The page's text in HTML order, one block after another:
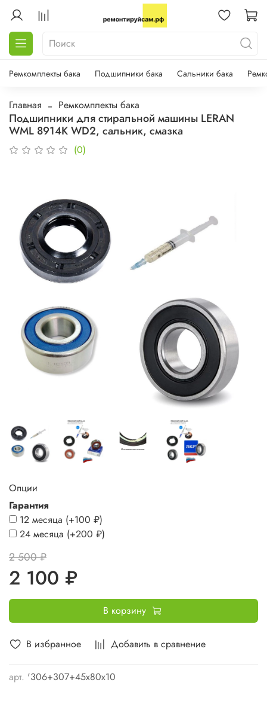
Ремкомплекты бака Подшипники бака Сальники бака
Главная Ремкомплекты бака
Подшипники для стиральной машины LERAN
WML 8914K WD2, сальник, смазка
(0)
В избранное Добавить в сравнение
арт. '306+307+45х80х10
Опции
Гарантия
12 месяца (+100 ₽)
24 месяца (+200 ₽)
2 500 ₽
2 100 ₽
В корзину